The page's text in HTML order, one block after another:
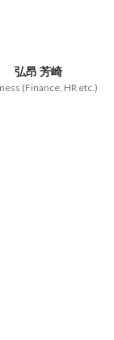
弘昂 芳崎
(Finance, HR etc.)